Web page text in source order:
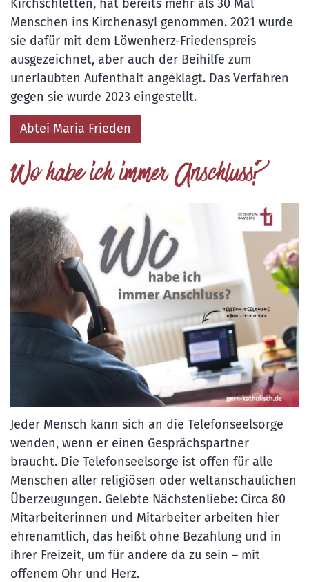
Kirchschletten, hat bereits mehr als 30 Mal
Menschen ins Kirchenasyl genommen. 2021 wurde
sie dafür mit dem Löwenherz-Friedenspreis
ausgezeichnet, aber auch der Beihilfe zum
unerlaubten Aufenthalt angeklagt. Das Verfahren
gegen sie wurde 2023 eingestellt.
Abtei Maria Frieden
Wo habe ich immer Anschluss?
Jeder Mensch kann sich an die Telefonseelsorge
wenden, wenn er einen Gesprächspartner
braucht. Die Telefonseelsorge ist offen für alle
Menschen aller religiösen oder weltanschaulichen
Überzeugungen. Gelebte Nächstenliebe: Circa 80
Mitarbeiterinnen und Mitarbeiter arbeiten hier
ehrenamtlich, das heißt ohne Bezahlung und in
ihrer Freizeit, um für andere da zu sein – mit
offenem Ohr und Herz.